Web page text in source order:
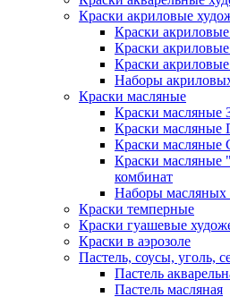
Краски акриловые
Краски
Краски
Краски
Наборы
Краски масляные
Краски масляные
Краски
Краски масляные
Краски
комбинат
Наборы масляных
Краски темперные
Краски гуашевые
Краски в аэрозоле
Пастель, соусы, уголь,
Пастель
Пастель масляная